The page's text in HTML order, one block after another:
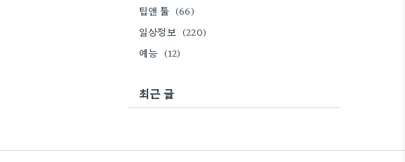
팁앤 툴 (66)
일상정보 (220)
예능 (12)
최근 글